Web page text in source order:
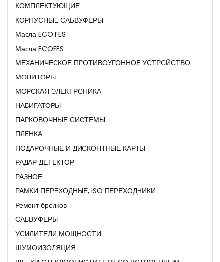
КОМПЛЕКТУЮЩИЕ
КОРПУСНЫЕ САБВУФЕРЫ
Масла ECO FES
Масла ECOFES
МЕХАНИЧЕСКОЕ ПРОТИВОУГОННОЕ УСТРОЙСТВО
МОНИТОРЫ
МОРСКАЯ ЭЛЕКТРОНИКА
НАВИГАТОРЫ
ПАРКОВОЧНЫЕ СИСТЕМЫ
ПЛЕНКА
ПОДАРОЧНЫЕ И ДИСКОНТНЫЕ КАРТЫ
РАДАР ДЕТЕКТОР
РАЗНОЕ
РАМКИ ПЕРЕХОДНЫЕ, ISO ПЕРЕХОДНИКИ
Ремонт брелков
САБВУФЕРЫ
УСИЛИТЕЛИ МОЩНОСТИ
ШУМОИЗОЛЯЦИЯ